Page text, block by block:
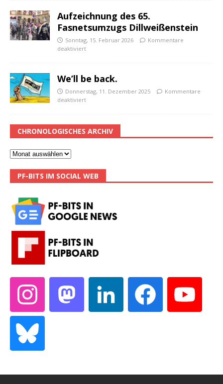
Aufzeichnung des 65.
Fasnetsumzugs Dillweißenstein
Sonntag, 15. Februar 2026
Kommentare
deaktiviert
We’ll be back.
Donnerstag, 11. Dezember 2025
Kommentare
deaktiviert
CHRONOLOGISCHES ARCHIV
PF-BITS IM SOCIAL WEB